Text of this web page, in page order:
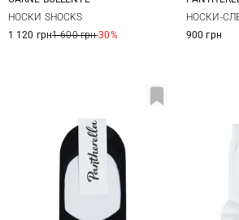
НОСКИ SHOCKS
1 120 грн1 600 грн-30%
НОСКИ-
900 грн